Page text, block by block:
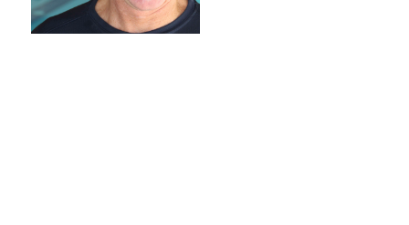
Hannah
Brugger